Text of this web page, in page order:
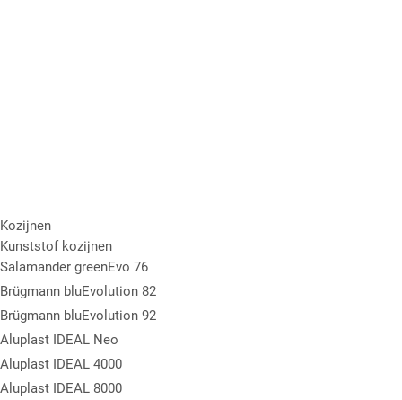
Kozijnen
Kunststof kozijnen
Salamander greenEvo 76
Brügmann bluEvolution 82
Brügmann bluEvolution 92
Aluplast IDEAL Neo
Aluplast IDEAL 4000
Aluplast IDEAL 8000